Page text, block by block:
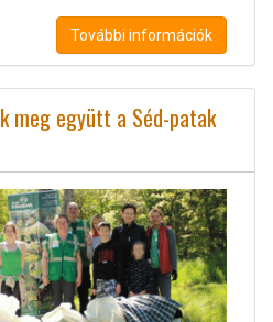
További információk
meg együtt a Séd-patak